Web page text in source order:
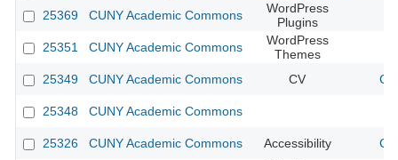
25369
CUNY Academic Commons
WordPress
Plugins
25351
CUNY Academic Commons
WordPress
Themes
25349
CUNY Academic Commons CV
25348 CUNY Academic Commons
25326 CUNY Academic Commons Accessibility